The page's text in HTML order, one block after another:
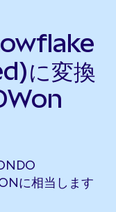
に変換
に相当します